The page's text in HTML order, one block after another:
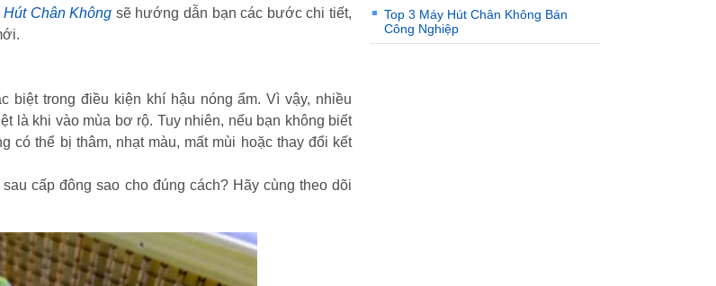
Hút Chân Không sẽ hướng dẫn bạn các bước chi tiết,
trong điều kiện khí hậu nóng ẩm. Vì vậy, nhiều
là khi vào mùa bơ rộ. Tuy nhiên, nếu bạn không biết
có thể bị thâm, nhạt màu, mất mùi hoặc thay đổi kết
cấp đông sao cho đúng cách? Hãy cùng theo dõi
Top 3 Máy Hút Chân Không Bán
Công Nghiệp